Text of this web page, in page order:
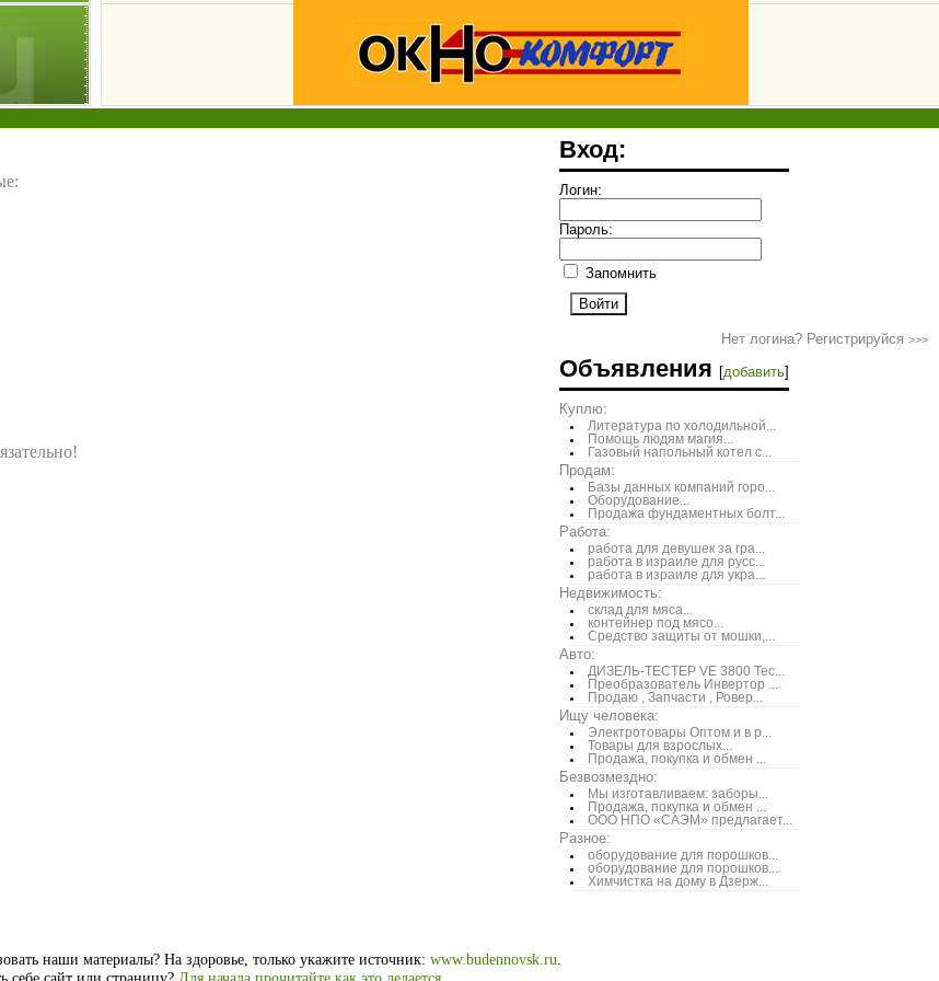
Вход:
Логин:
Пароль:
Запомнить
Нет логина? Регистрируйся >>>
Объявления [добавить]
Куплю:
Литература по холодильной...
Помощь людям магия...
Газовый напольный котел с...
Продам:
Базы данных компаний горо...
Оборудование...
Продажа фундаментных болт...
Работа:
работа для девушек за гра...
работа в израиле для русс...
работа в израиле для укра...
Недвижимость:
склад для мяса...
контейнер под мясо...
Средство защиты от мошки,...
Авто:
ДИЗЕЛЬ-ТЕСТЕР VE 3800 Тес...
Преобразователь Инвертор ...
Продаю , Запчасти , Ровер...
Ищу человека:
Электротовары Оптом и в р...
Товары для взрослых...
Продажа, покупка и обмен ...
Безвозмездно:
Мы изготавливаем: заборы...
Продажа, покупка и обмен ...
ООО НПО «САЭМ» предлагает...
Разное:
оборудование для порошков...
оборудование для порошков...
Химчистка на дому в Дзерж...
наши материалы? На здоровье, только укажите источник: www.budennovsk.ru